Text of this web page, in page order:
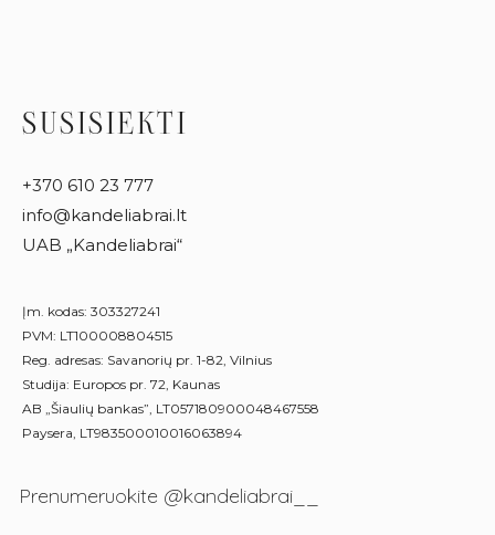
SUSISIEKTI
+370 610 23 777
info@kandeliabrai.lt
UAB „Kandeliabrai“
Įm. kodas: 303327241
PVM: LT100008804515
Reg. adresas: Savanorių pr. 1-82, Vilnius
Studija: Europos pr. 72, Kaunas
AB „Šiaulių bankas”, LT057180900048467558
Paysera, LT983500010016063894
Prenumeruokite @kandeliabrai__